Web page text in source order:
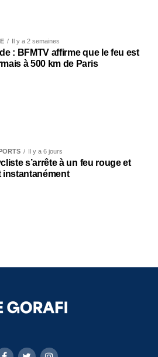
Il y a 2 semaines
: BFMTV affirme que le feu est
à 500 km de Paris
Il y a 6 jours
s’arrête à un feu rouge et
instantanément